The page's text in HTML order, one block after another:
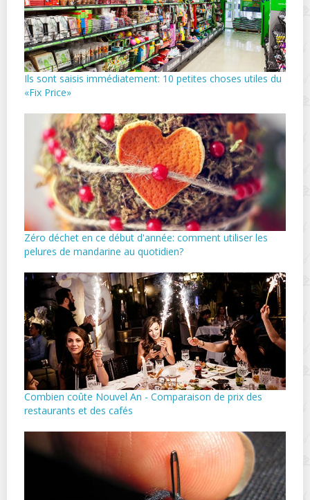
Ils sont saisis immédiatement: 10 petites choses utiles du
«Fix Price»
Zéro déchet en ce début d'année: comment utiliser les
pelures de mandarine au quotidien?
Combien coûte Nouvel An - Comparaison de prix des
restaurants et des cafés